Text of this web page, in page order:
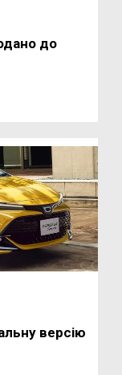
до
версію